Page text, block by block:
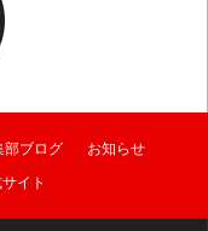
部ブログ
お知らせ
イト